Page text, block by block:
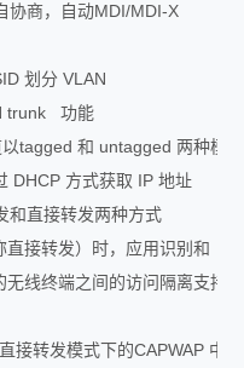
协商，自动MDI/MDI-X
划分 VLAN
trunk 功能
tagged 和 untagged 两种模
DHCP 方式获取 IP 地址
和直接转发两种方式
直接转发）时，应用识别和
无线终端之间的访问隔离支持
接转发模式下的CAPWAP 中